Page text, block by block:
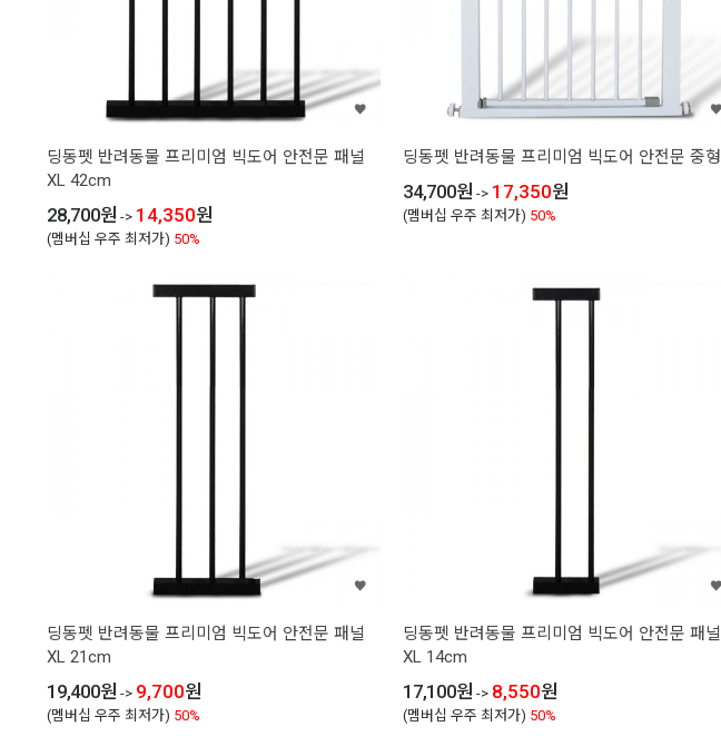
딩동펫 반려동물 프리미엄 빅도어 안전문 패널
XL 42cm
28,700원 -> 14,350원
(멤버십 우주 최저가) 50%
딩동펫 반려동물 프리미엄 빅도어 안전문 중형
34,700원 -> 17,350원
(멤버십 우주 최저가) 50%
딩동펫 반려동물 프리미엄 빅도어 안전문 패널
XL 21cm
19,400원 -> 9,700원
(멤버십 우주 최저가) 50%
딩동펫 반려동물 프리미엄 빅도어 안전문 패널
XL 14cm
17,100원 -> 8,550원
(멤버십 우주 최저가) 50%